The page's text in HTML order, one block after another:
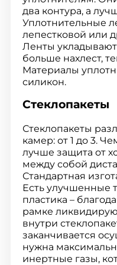
два контура, а
Уплотнительные
лепестковой или
Ленты
больше нахлест,
Материалы
силикон.
Стеклопакеты
Стеклопакеты
камер: от 1 до 3.
лучше защита от
между собой
Стандартная
Есть улучшенные
пластика –
рамке
внутри
заканчивается
нужна
инертные газы,